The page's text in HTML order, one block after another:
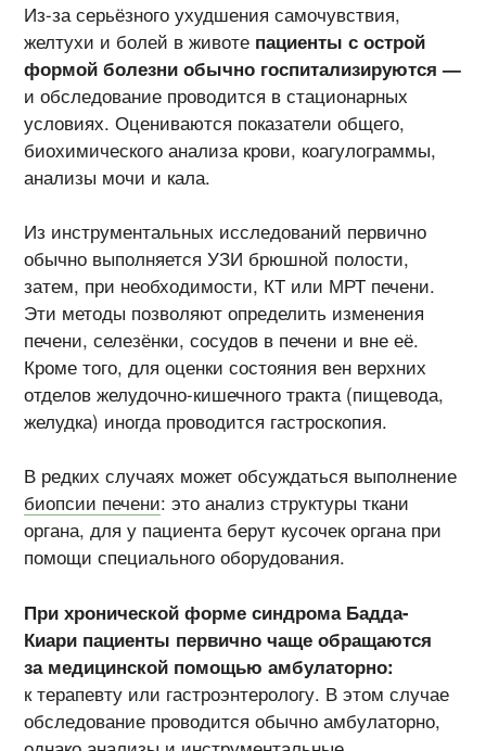
Из-за серьёзного ухудшения самочувствия,
желтухи и болей в животе пациенты с острой
формой болезни обычно госпитализируются —
и обследование проводится в стационарных
условиях. Оцениваются показатели общего,
биохимического анализа крови, коагулограммы,
анализы мочи и кала.
Из инструментальных исследований первично
обычно выполняется УЗИ брюшной полости,
затем, при необходимости, КТ или МРТ печени.
Эти методы позволяют определить изменения
печени, селезёнки, сосудов в печени и вне её.
Кроме того, для оценки состояния вен верхних
отделов желудочно-кишечного тракта (пищевода,
желудка) иногда проводится гастроскопия.
В редких случаях может обсуждаться выполнение
биопсии печени: это анализ структуры ткани
органа, для у пациента берут кусочек органа при
помощи специального оборудования.
При хронической форме синдрома Бадда-
Киари пациенты первично чаще обращаются
за медицинской помощью амбулаторно:
к терапевту или гастроэнтерологу. В этом случае
обследование проводится обычно амбулаторно,